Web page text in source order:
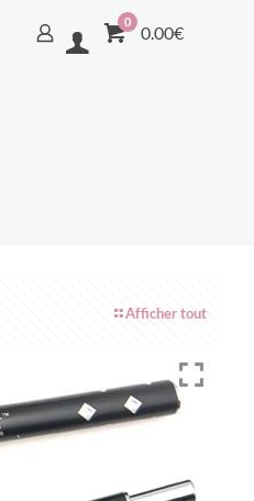
0
0.00€
Afficher tout